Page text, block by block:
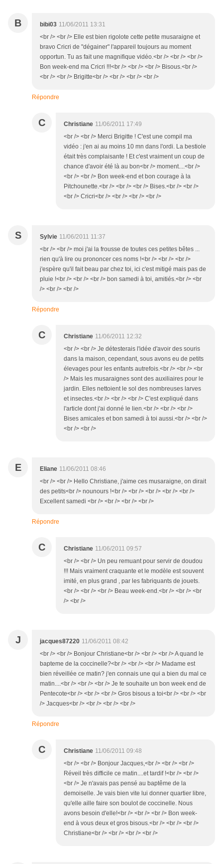
B bibi03 11/06/2011 13:31
<br /> <br /> Elle est bien rigolote cette petite musaraigne et
bravo Cricri de "dégainer" l'appareil toujours au moment
opportun. Tu as fait une magnifique vidéo.<br /> <br /> <br />
Bon week-end ma Cricri !!!<br /> <br /> <br /> Bisous.<br />
<br /> <br /> Brigitte<br /> <br /> <br /> <br />
Répondre
C Christiane 11/06/2011 17:49
<br /> <br /> Merci Brigitte ! C'est une compil ma
vidéo : j'en ai au moins 10 mn dans l'ordi. La bestiole
était très complaisante ! Et c'est vraiment un coup de
chance d'avoir été là au bon<br /> moment....<br />
<br /> <br /> Bon week-end et bon courage à la
Pitchounette.<br /> <br /> <br /> Bises.<br /> <br />
<br /> Cricri<br /> <br /> <br /> <br />
S Sylvie 11/06/2011 11:37
<br /> <br /> moi j'ai la frousse de toutes ces petites bêtes ...
rien qu'à lire ou prononcer ces noms !<br /> <br /> <br />
j'espère qu'il fait beau par chez toi, ici c'est mitigé mais pas de
pluie !<br /> <br /> <br /> bon samedi à toi, amitiés.<br /> <br
/> <br /> <br />
Répondre
C Christiane 11/06/2011 12:32
<br /> <br /> Je détesterais l'idée d'avoir des souris
dans la maison, cependant, sous avons eu de petits
élevages pour les enfants autrefois.<br /> <br /> <br
/> Mais les musaraignes sont des auxiliaires pour le
jardin. Elles nettoient le sol des nombreuses larves
et insectes.<br /> <br /> <br /> C'est expliqué dans
l'article dont j'ai donné le lien.<br /> <br /> <br />
Bises amicales et bon samedi à toi aussi.<br /> <br />
<br /> <br />
E Eliane 11/06/2011 08:46
<br /> <br /> Hello Christiane, j'aime ces musaraigne, on dirait
des petits<br /> nounours !<br /> <br /> <br /> <br /> <br />
Excellent samedi <br /> <br /> <br /> <br />
Répondre
C Christiane 11/06/2011 09:57
<br /> <br /> Un peu remuant pour servir de doudou
!!! Mais vraiment craquante et le modèle est souvent
imité, en plus grand , par les fabriquants de jouets.
<br /> <br /> <br /> Beau week-end.<br /> <br /> <br
/> <br />
J jacques87220 11/06/2011 08:42
<br /> <br /> Bonjour Christiane<br /> <br /> <br /> A quand le
bapteme de la coccinelle?<br /> <br /> <br /> Madame est
bien réveillée ce matin? j'en connais une qui a bien du mal ce
matin....<br /> <br /> <br /> Je te souhaite un bon week end de
Pentecote<br /> <br /> <br /> Gros bisous a toi<br /> <br /> <br
/> Jacques<br /> <br /> <br /> <br />
Répondre
C Christiane 11/06/2011 09:48
<br /> <br /> Bonjour Jacques,<br /> <br /> <br />
Réveil très difficile ce matin....et tardif !<br /> <br />
<br /> Je n'avais pas pensé au baptême de la
demoiselle. Je vais bien vite lui donner quartier libre,
qu'elle aille faire son boulot de coccinelle. Nous
avons besoin d'elle!<br /> <br /> <br /> Bon week-
end à vous deux et gros bisous.<br /> <br /> <br />
Christiane<br /> <br /> <br /> <br />